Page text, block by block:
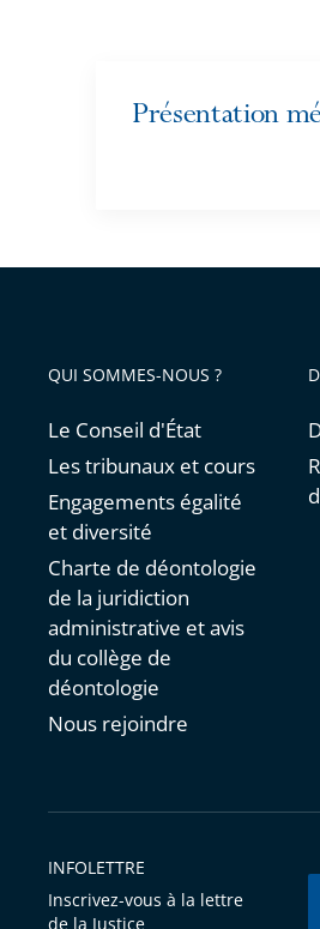
Présentation
QUI SOMMES-NOUS ?
Le Conseil d'État
Les tribunaux et cours
Engagements égalité
et diversité
Charte de déontologie
de la juridiction
administrative et avis
du collège de
déontologie
Nous rejoindre
INFOLETTRE
Inscrivez-vous à la lettre
de la Justice